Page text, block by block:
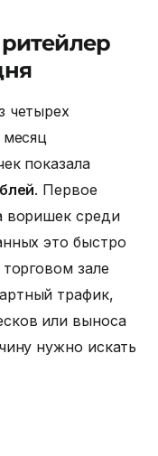
четырех
месяц
показала
. Первое
воришек среди
это быстро
зале
трафик,
или выноса
нужно искать